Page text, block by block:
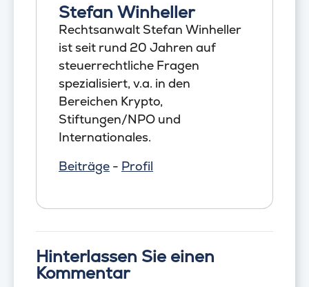
Stefan Winheller
Rechtsanwalt Stefan Winheller
ist seit rund 20 Jahren auf
steuerrechtliche Fragen
spezialisiert, v.a. in den
Bereichen Krypto,
Stiftungen/NPO und
Internationales.
Beiträge - Profil
Hinterlassen Sie einen
Kommentar